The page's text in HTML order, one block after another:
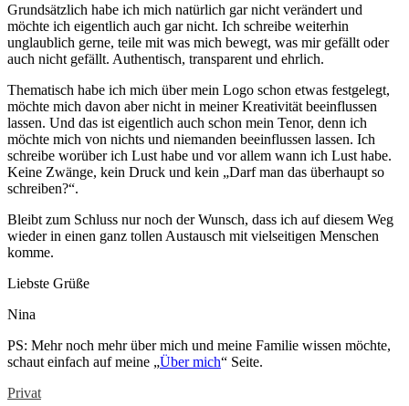
Grundsätzlich habe ich mich natürlich gar nicht verändert und
möchte ich eigentlich auch gar nicht. Ich schreibe weiterhin
unglaublich gerne, teile mit was mich bewegt, was mir gefällt oder
auch nicht gefällt. Authentisch, transparent und ehrlich.
Thematisch habe ich mich über mein Logo schon etwas festgelegt,
möchte mich davon aber nicht in meiner Kreativität beeinflussen
lassen. Und das ist eigentlich auch schon mein Tenor, denn ich
möchte mich von nichts und niemanden beeinflussen lassen. Ich
schreibe worüber ich Lust habe und vor allem wann ich Lust habe.
Keine Zwänge, kein Druck und kein „Darf man das überhaupt so
schreiben?“.
Bleibt zum Schluss nur noch der Wunsch, dass ich auf diesem Weg
wieder in einen ganz tollen Austausch mit vielseitigen Menschen
komme.
Liebste Grüße
Nina
PS: Mehr noch mehr über mich und meine Familie wissen möchte,
schaut einfach auf meine „Über mich“ Seite.
Privat